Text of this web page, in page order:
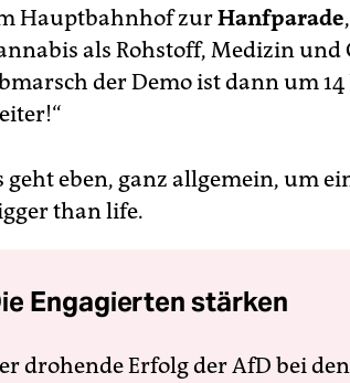
Hauptbahnhof zurHanfparade
als Rohstoff, Medizin
der Demo ist dann um
geht eben, ganz allgemein, um
than life.
Engagierten stärken
drohende Erfolg der AfD bei